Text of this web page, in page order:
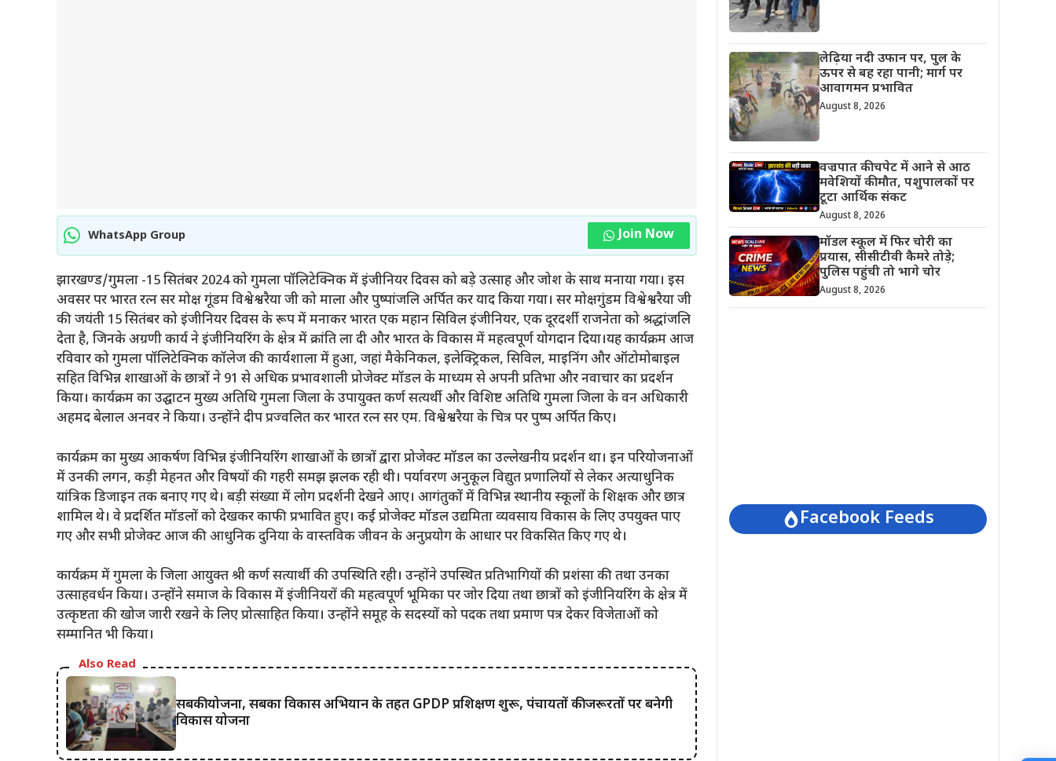
WhatsApp Group Join Now
झारखण्ड/गुमला -15 सितंबर 2024 को गुमला पॉलिटेक्निक में इंजीनियर दिवस को बड़े उत्साह और जोश के साथ मनाया गया। इस
अवसर पर भारत रत्न सर मोक्ष गूंडम विश्वेश्वरैया जी को माला और पुष्पांजलि अर्पित कर याद किया गया। सर मोक्षगुंडम विश्वेश्वरैया जी
की जयंती 15 सितंबर को इंजीनियर दिवस के रूप में मनाकर भारत एक महान सिविल इंजीनियर, एक दूरदर्शी राजनेता को श्रद्धांजलि
देता है, जिनके अग्रणी कार्य ने इंजीनियरिंग के क्षेत्र में क्रांति ला दी और भारत के विकास में महत्वपूर्ण योगदान दिया।यह कार्यक्रम आज
रविवार को गुमला पॉलिटेक्निक कॉलेज की कार्यशाला में हुआ, जहां मैकेनिकल, इलेक्ट्रिकल, सिविल, माइनिंग और ऑटोमोबाइल
सहित विभिन्न शाखाओं के छात्रों ने 91 से अधिक प्रभावशाली प्रोजेक्ट मॉडल के माध्यम से अपनी प्रतिभा और नवाचार का प्रदर्शन
किया। कार्यक्रम का उद्घाटन मुख्य अतिथि गुमला जिला के उपायुक्त कर्ण सत्यर्थी और विशिष्ट अतिथि गुमला जिला के वन अधिकारी
अहमद बेलाल अनवर ने किया। उन्होंने दीप प्रज्वलित कर भारत रत्न सर एम. विश्वेश्वरैया के चित्र पर पुष्प अर्पित किए।
कार्यक्रम का मुख्य आकर्षण विभिन्न इंजीनियरिंग शाखाओं के छात्रों द्वारा प्रोजेक्ट मॉडल का उल्लेखनीय प्रदर्शन था। इन परियोजनाओं
में उनकी लगन, कड़ी मेहनत और विषयों की गहरी समझ झलक रही थी। पर्यावरण अनुकूल विद्युत प्रणालियों से लेकर अत्याधुनिक
यांत्रिक डिजाइन तक बनाए गए थे। बड़ी संख्या में लोग प्रदर्शनी देखने आए। आगंतुकों में विभिन्न स्थानीय स्कूलों के शिक्षक और छात्र
शामिल थे। वे प्रदर्शित मॉडलों को देखकर काफी प्रभावित हुए। कई प्रोजेक्ट मॉडल उद्यमिता व्यवसाय विकास के लिए उपयुक्त पाए
गए और सभी प्रोजेक्ट आज की आधुनिक दुनिया के वास्तविक जीवन के अनुप्रयोग के आधार पर विकसित किए गए थे।
कार्यक्रम में गुमला के जिला आयुक्त श्री कर्ण सत्यार्थी की उपस्थिति रही। उन्होंने उपस्थित प्रतिभागियों की प्रशंसा की तथा उनका
उत्साहवर्धन किया। उन्होंने समाज के विकास में इंजीनियरों की महत्वपूर्ण भूमिका पर जोर दिया तथा छात्रों को इंजीनियरिंग के क्षेत्र में
उत्कृष्टता की खोज जारी रखने के लिए प्रोत्साहित किया। उन्होंने समूह के सदस्यों को पदक तथा प्रमाण पत्र देकर विजेताओं को
सम्मानित भी किया।
Also Read
सबकी योजना, सबका विकास अभियान के तहत GPDP प्रशिक्षण शुरू, पंचायतों की जरूरतों पर बनेगी
विकास योजना
लेढ़िया नदी उफान पर, पुल के
ऊपर से बह रहा पानी; मार्ग पर
आवागमन प्रभावित
August 8, 2026
वज्रपात की चपेट में आने से आठ
मवेशियों की मौत, पशुपालकों पर
टूटा आर्थिक संकट
August 8, 2026
मॉडल स्कूल में फिर चोरी का
प्रयास, सीसीटीवी कैमरे तोड़े;
पुलिस पहुंची तो भागे चोर
August 8, 2026
Facebook Feeds